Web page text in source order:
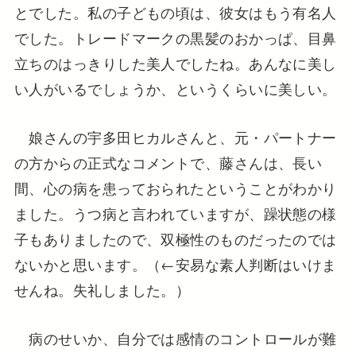
とでした。私の子どもの頃は、彼女はもう有名人
でした。トレードマークの黒髪のおかっぱ、目鼻
立ちのはっきりした美人でしたね。あんなに美し
い人がいるでしょうか、というくらいに美しい。
娘さんの宇多田ヒカルさんと、元・パートナー
の方からの正式なコメントで、藤さんは、長い
間、心の病を患っておられたということがわかり
ました。うつ病と言われていますが、躁状態の様
子もありましたので、双極性のものだったのでは
ないかと思います。（←安易な素人判断はいけま
せんね。失礼しました。）
病のせいか、自分では感情のコントロールが難